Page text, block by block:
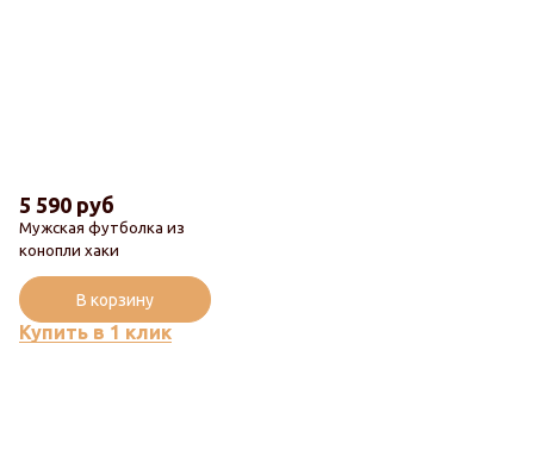
Популярный
Мужская футболка из
конопли хаки
5 590 руб
Купить в 1 клик
В корзину